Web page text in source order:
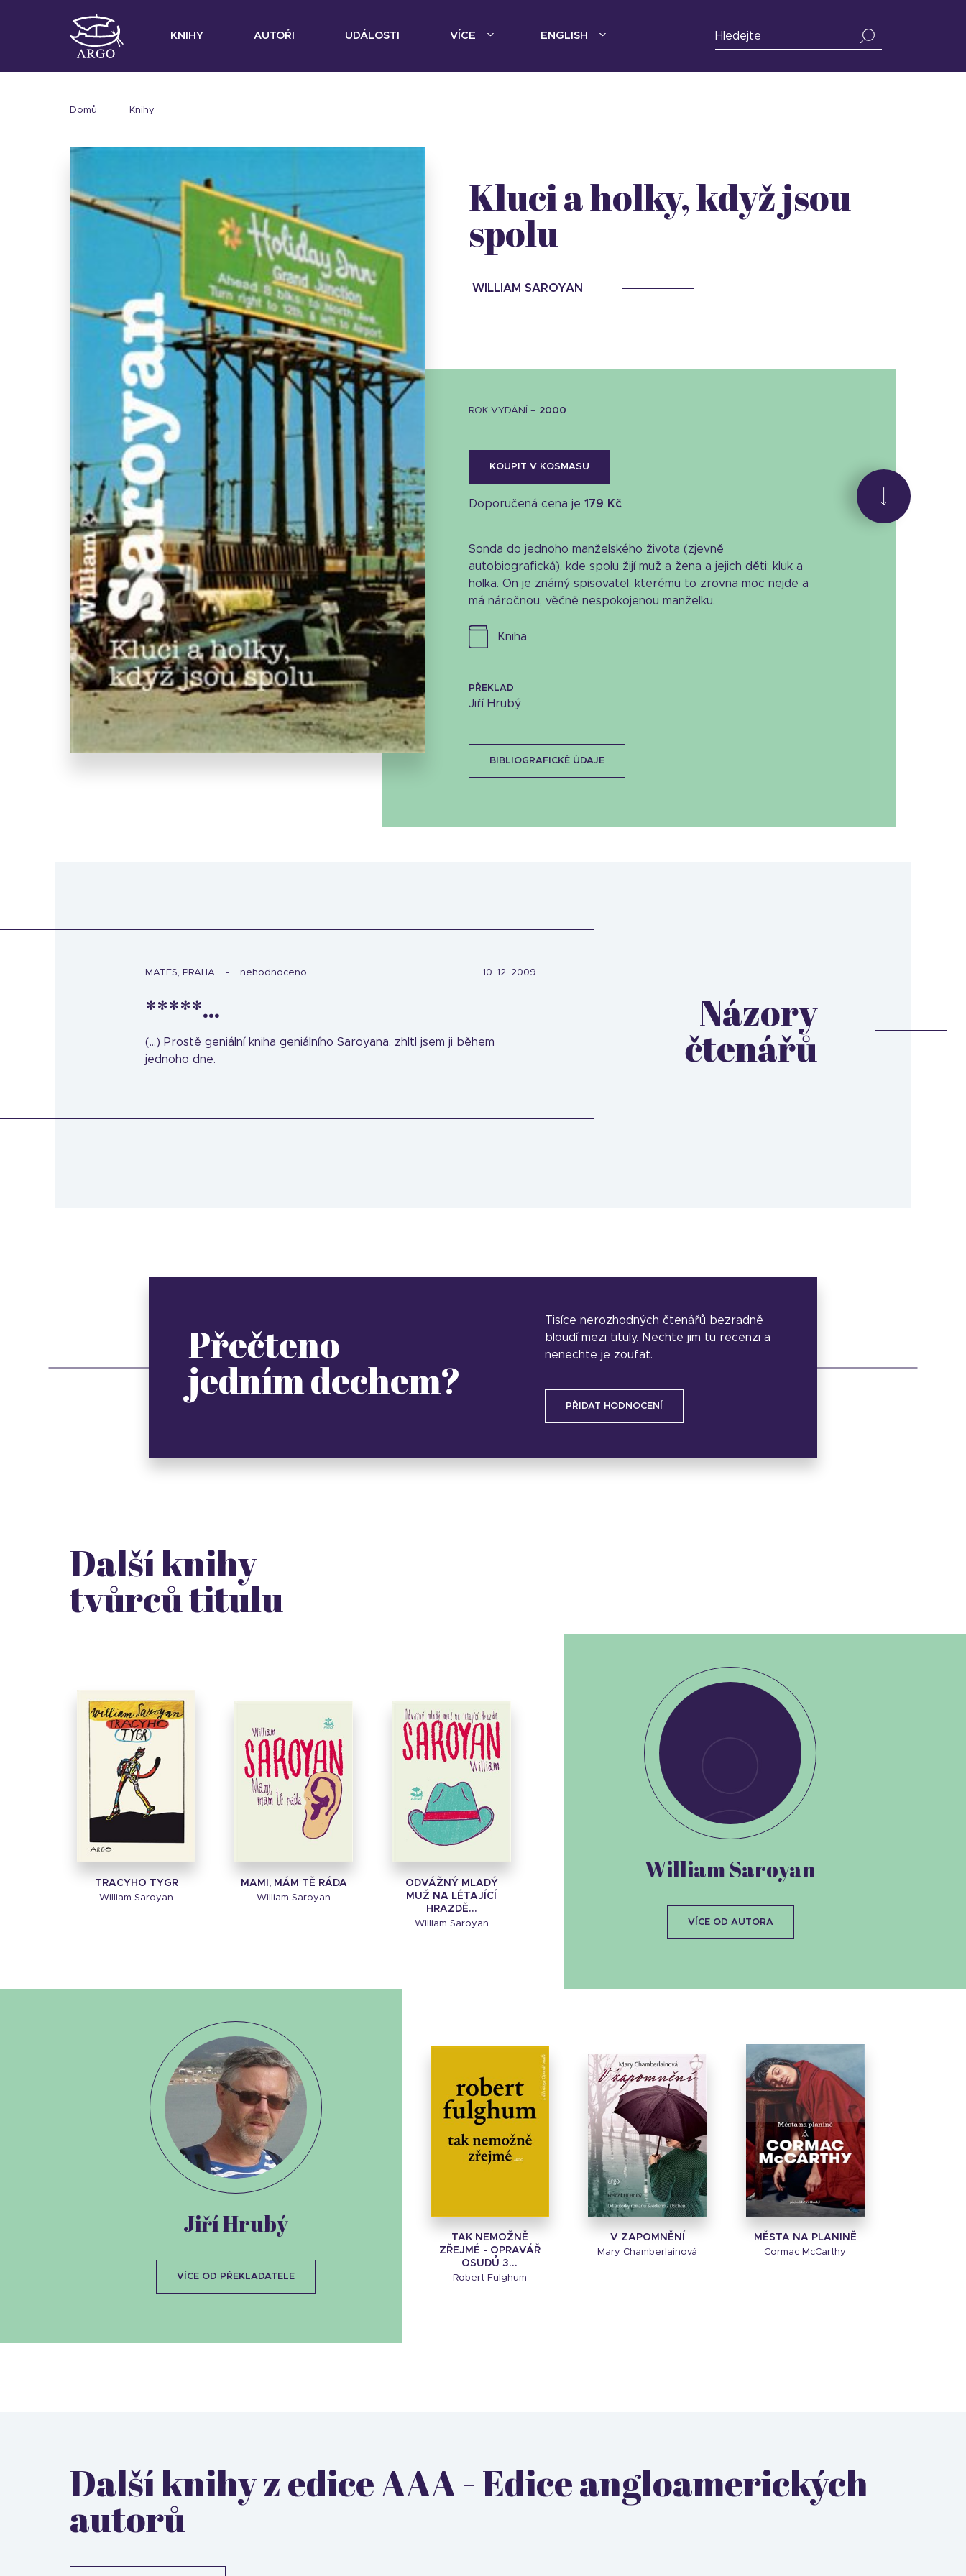
KNIHY AUTOŘI UDÁLOSTI VÍCE ENGLISH
Domů Knihy
Stáhnout obálku
Kluci a holky, když jsou
spolu
WILLIAM SAROYAN
ROK VYDÁNÍ – 2000
KOUPIT V KOSMASU
Doporučená cena je 179 Kč
Sonda do jednoho manželského života (zjevně
autobiografická), kde spolu žijí muž a žena a jejich děti: kluk a
holka. On je známý spisovatel, kterému to zrovna moc nejde a
má náročnou, věčně nespokojenou manželku.
kniha
PŘEKLAD
Jiří Hrubý
BIBLIOGRAFICKÉ ÚDAJE
Názory
čtenářů
MATES, PRAHA nehodnoceno 10. 12. 2009
*****...
(...) Prostě geniální kniha geniálního Saroyana, zhltl jsem ji během
jednoho dne.
Přečteno
jedním dechem?
Tisíce nerozhodných čtenářů bezradně
bloudí mezi tituly. Nechte jim tu recenzi a
nenechte je zoufat.
PŘIDAT HODNOCENÍ
Další knihy
tvůrců titulu
TRACYHO TYGR
William Saroyan
MAMI, MÁM TĚ RÁDA
William Saroyan
ODVÁŽNÝ MLADÝ
MUŽ NA LÉTAJÍCÍ
HRAZDĚ...
William Saroyan
William Saroyan
VÍCE OD AUTORA
TAK NEMOŽNĚ
ZŘEJMÉ - OPRAVÁŘ
OSUDŮ 3...
Robert Fulghum
V ZAPOMNĚNÍ
Mary Chamberlainová
MĚSTA NA PLANINĚ
Cormac McCarthy
Jiří Hrubý
VÍCE OD PŘEKLADATELE
Další knihy z edice AAA - Edice angloamerických
autorů